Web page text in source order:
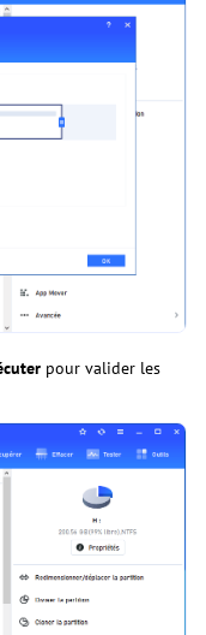
pour valider les